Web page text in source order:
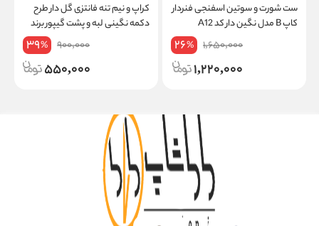
ست شورت و سوتین اسفنجی فنردار
کاپ B مدل نگین دار کد A12
1,650,000
26%
1,220,000
کراپ و نیم تنه فانتزی گل دار طرح
دکمه نگینی لبه و پشت گیپور برند
900,000
39%
550,000